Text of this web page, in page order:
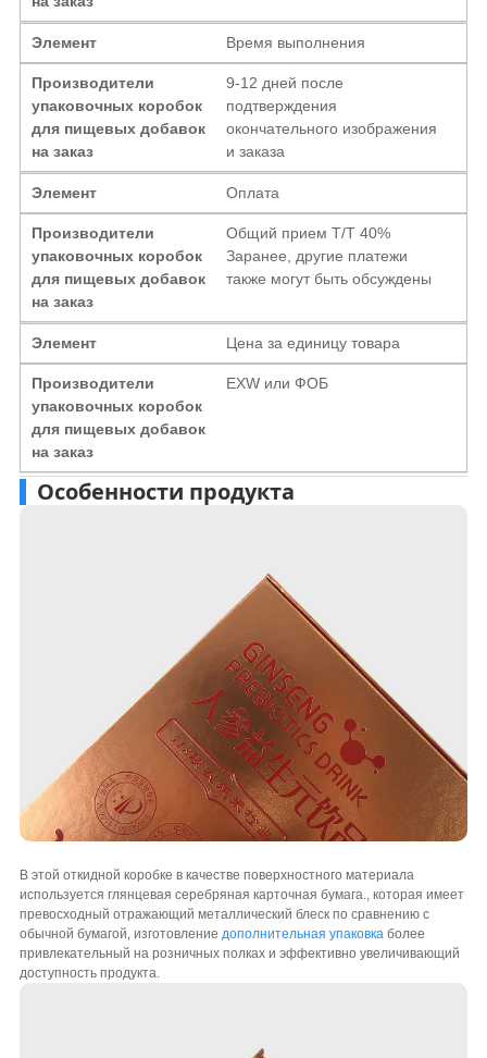
Элемент Время выполнения
Производители
упаковочных коробок
для пищевых добавок
на заказ
9-12 дней после
подтверждения
окончательного изображения
и заказа
Элемент Оплата
Производители
упаковочных коробок
для пищевых добавок
на заказ
Общий прием T/T 40%
Заранее, другие платежи
также могут быть обсуждены
Элемент Цена за единицу товара
Производители
упаковочных коробок
для пищевых добавок
на заказ
EXW или ФОБ
Особенности продукта
В этой откидной коробке в качестве поверхностного материала
используется глянцевая серебряная карточная бумага., которая имеет
превосходный отражающий металлический блеск по сравнению с
обычной бумагой, изготовление дополнительная упаковка более
привлекательный на розничных полках и эффективно увеличивающий
доступность продукта.